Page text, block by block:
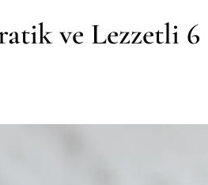
ve Lezzetli 6